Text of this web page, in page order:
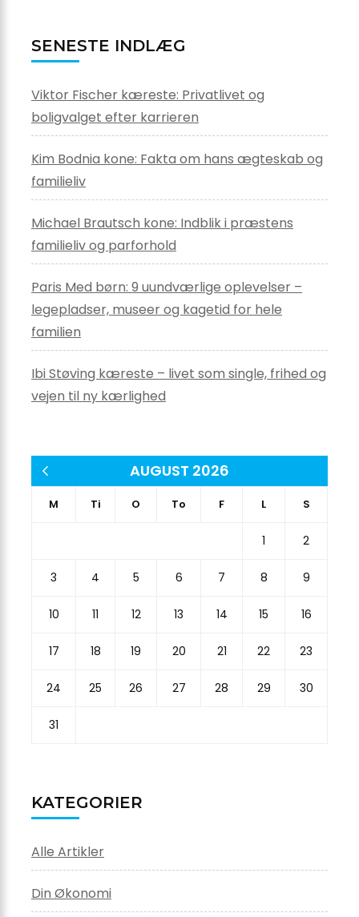
SENESTE INDLÆG
Viktor Fischer kæreste: Privatlivet og
boligvalget efter karrieren
Kim Bodnia kone: Fakta om hans ægteskab og
familieliv
Michael Brautsch kone: Indblik i præstens
familieliv og parforhold
Paris Med børn: 9 uundværlige oplevelser –
legepladser, museer og kagetid for hele
familien
Ibi Støving kæreste – livet som single, frihed og
vejen til ny kærlighed
AUGUST 2026
M Ti O To F L S
1 2
3 4 5 6 7 8 9
10 11 12 13 14 15 16
17 18 19 20 21 22 23
24 25 26 27 28 29 30
31
KATEGORIER
Alle Artikler
Din Økonomi